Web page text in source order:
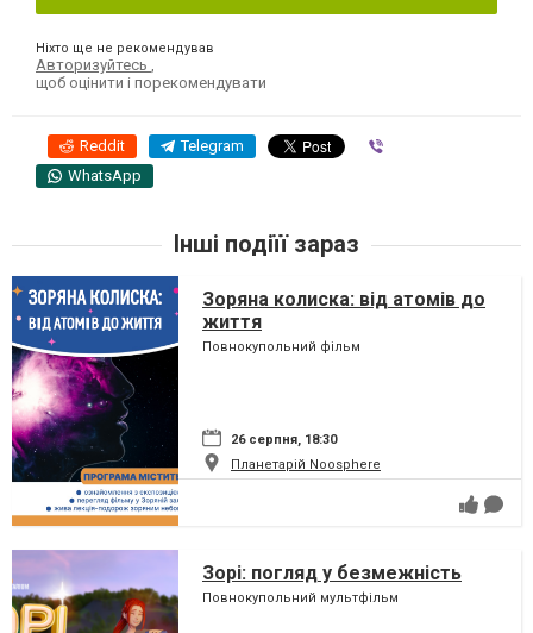
Ніхто ще не рекомендував
Авторизуйтесь
щоб оцінити і порекомендувати
Reddit Telegram
WhatsApp
Інші подіїї зараз
Зоряна колиска: від атомів до
життя
Повнокупольний фільм
26 серпня, 18:30
Планетарій Noosphere
Зорі: погляд у безмежність
Повнокупольний мультфільм